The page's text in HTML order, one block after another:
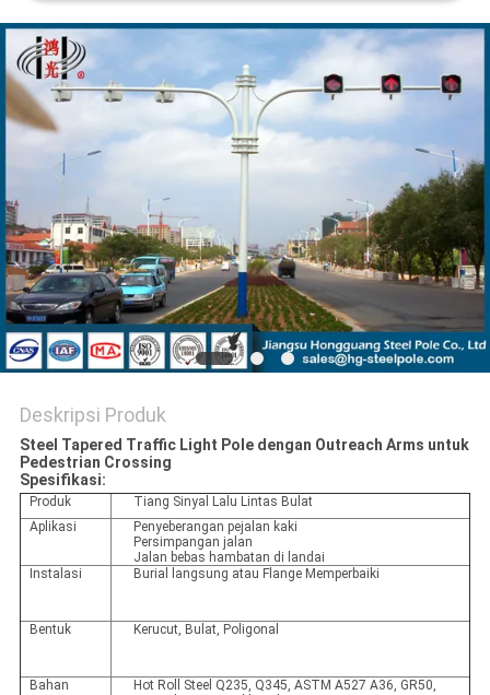
PERMINTAAN
PENAWARAN
SITEMAP
KEBIJAKAN
PRIBADI
Deskripsi Produk
Steel Tapered Traffic Light Pole dengan Outreach Arms untuk
Pedestrian Crossing
Spesifikasi:
Produk
Tiang Sinyal Lalu Lintas Bulat
Aplikasi
Penyeberangan pejalan kaki
Persimpangan jalan
Jalan bebas hambatan di landai
Instalasi
Burial langsung atau Flange Memperbaiki
Bentuk Kerucut, Bulat, Poligonal
Bahan
Hot Roll Steel Q235, Q345, ASTM A527 A36, GR50,